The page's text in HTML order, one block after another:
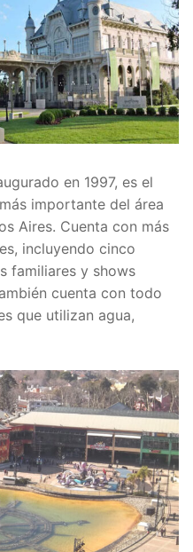
en 1997, es el
importante del área
Aires. Cuenta con más
incluyendo cinco
familiares y shows
cuenta con todo
que utilizan agua,